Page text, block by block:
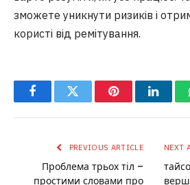
зможете уникнути ризиків і
користі від ремітування.
FacebookTwitter Pinterest
PREVIOUS ARTICLE
Проблема трьох тіл –
простими словами про
NEXT